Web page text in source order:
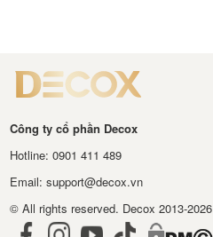
Công ty cổ phần Decox
Hotline: 0901 411 489
Email: support@decox.vn
© All rights reserved. Decox 2013-2026